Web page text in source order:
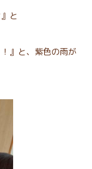
と
』と、紫色の雨が